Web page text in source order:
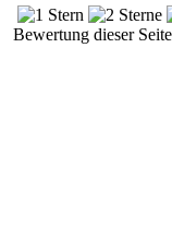
Bewertung dieser